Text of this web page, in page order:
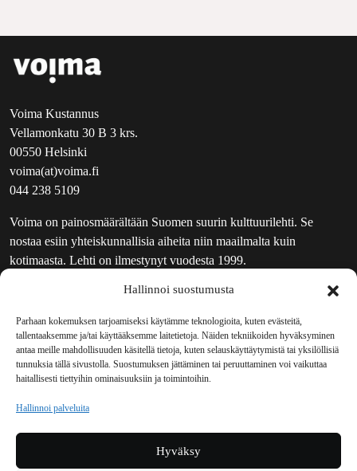
Hallinnoi suostumusta
Parhaan kokemuksen tarjoamiseksi käytämme teknologioita, kuten evästeitä,
tallentaaksemme ja/tai käyttääksemme laitetietoja. Näiden tekniikoiden hyväksyminen
antaa meille mahdollisuuden käsitellä tietoja, kuten selauskäyttäytymistä tai yksilöllisiä
tunnuksia tällä sivustolla. Suostumuksen jättäminen tai peruuttaminen voi vaikuttaa
haitallisesti tiettyihin ominaisuuksiin ja toimintoihin.
Hallinnoi palveluita
Hyväksy
Voima Kustannus
Vellamonkatu 30 B 3 krs.
00550 Helsinki
voima(at)voima.fi
044 238 5109
Voima on painosmäärältään Suomen suurin kulttuurilehti. Se
nostaa esiin yhteiskunnallisia aiheita niin maailmalta kuin
kotimaasta. Lehti on ilmestynyt vuodesta 1999.
UUTISKIRJE
MAINOSTAJILLE
VASTAMAINOKSET
JAKELUPAIKAT
REKISTERISELOSTE
TILAUKSEN PERUUTUSPYYNTÖ